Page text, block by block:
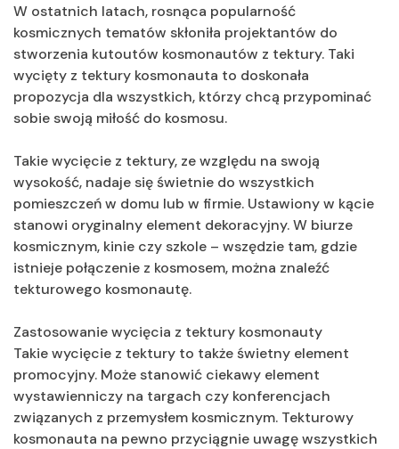
W ostatnich latach, rosnąca popularność
kosmicznych tematów skłoniła projektantów do
stworzenia kutoutów kosmonautów z tektury. Taki
wycięty z tektury kosmonauta to doskonała
propozycja dla wszystkich, którzy chcą przypominać
sobie swoją miłość do kosmosu.
Takie wycięcie z tektury, ze względu na swoją
wysokość, nadaje się świetnie do wszystkich
pomieszczeń w domu lub w firmie. Ustawiony w kącie
stanowi oryginalny element dekoracyjny. W biurze
kosmicznym, kinie czy szkole – wszędzie tam, gdzie
istnieje połączenie z kosmosem, można znaleźć
tekturowego kosmonautę.
Zastosowanie wycięcia z tektury kosmonauty
Takie wycięcie z tektury to także świetny element
promocyjny. Może stanowić ciekawy element
wystawienniczy na targach czy konferencjach
związanych z przemysłem kosmicznym. Tekturowy
kosmonauta na pewno przyciągnie uwagę wszystkich